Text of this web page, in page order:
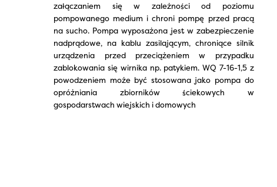
załączaniem się w zależności od poziomu
pompowanego medium i chroni pompę przed pracą
na sucho. Pompa wyposażona jest w zabezpieczenie
nadprądowe, na kablu zasilającym, chroniące silnik
urządzenia przed przeciążeniem w przypadku
zablokowania się wirnika np. patykiem. WQ 7-16-1,5 z
powodzeniem może być stosowana jako pompa do
opróżniania zbiorników ściekowych w
gospodarstwach wiejskich i domowych